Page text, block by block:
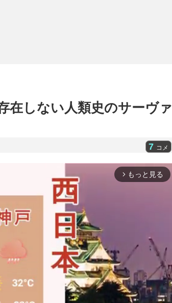
在しない人類史のサーヴァ
7 コメ
arrow_forward_ios もっと見る